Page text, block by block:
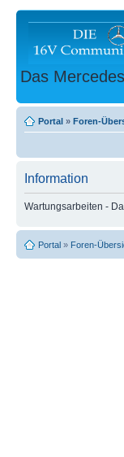
Das
Portal » Foren-
Information
Wartungsarbeiten -
Portal » Foren-